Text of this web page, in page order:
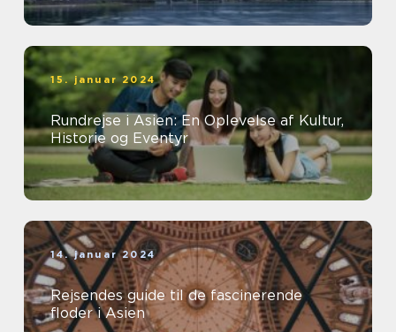
15. januar 2024
Rundrejse i Asien: En Oplevelse af Kultur,
Historie og Eventyr
14. januar 2024
Rejsendes guide til de fascinerende
floder i Asien